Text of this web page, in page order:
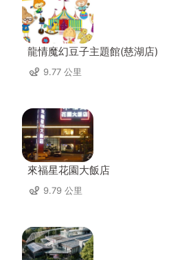
龍情魔幻豆子主題館(慈湖店)
9.77 公里
來福星花園大飯店
9.79 公里